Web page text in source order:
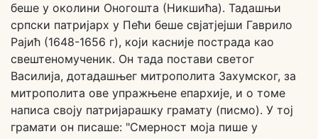
беше у околини Оногошта (Никшића). Тадашњи
српски патријарх у Пећи беше свјатјејши Гаврило
Рајић (1648-1656 г), који касније пострада као
свештеномученик. Он тада постави светог
Василија, дотадашњег митрополита Захумског, за
митрополита ове упражњене епархије, и о томе
написа своју патријарашку грамату (писмо). У тој
грамати он писаше: "Смерност моја пише у